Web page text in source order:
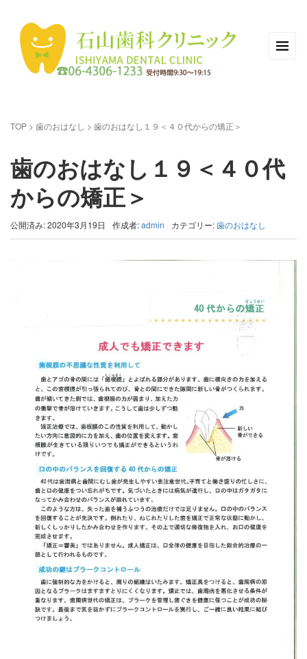
TOP > 歯のおはなし > 歯のおはなし１９＜４０代からの矯正＞
歯のおはなし１９＜４０代
からの矯正＞
公開済み: 2020年3月19日 作成者:admin カテゴリー:歯のおはなし